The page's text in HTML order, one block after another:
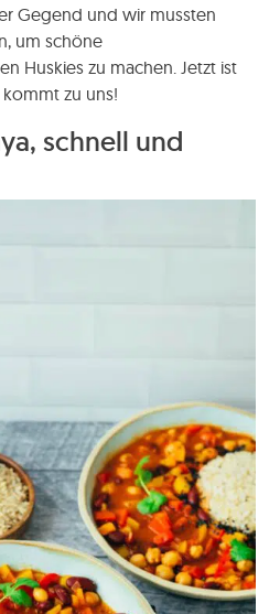
Gegend und wir mussten
um schöne
Huskies zu machen. Jetzt ist
zu uns!
schnell und